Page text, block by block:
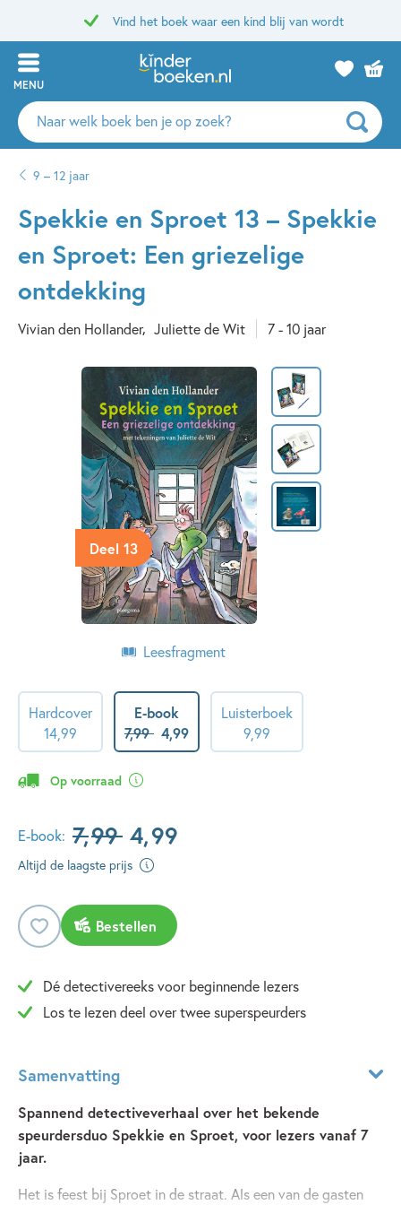
Vind het boek waar een kind blij van wordt
MENU
Zoeken
naar
auteurs
uitgevers
9 – 12 jaar
Spekkie en Sproet 13 – Spekkie
en Sproet: Een griezelige
ontdekking
Vivian den Hollander Juliette de Wit 7 - 10 jaar
Deel 13
Leesfragment
Hardcover
1499
E-book
7,99 4,99
Luisterboek
999
Op voorraad
E-book: 7,99 4,99
Altijd de laagste prijs
Bestellen
Dé detectivereeks voor beginnende lezers
Los te lezen deel over twee superspeurders
Samenvatting
Spannend detectiveverhaal over het bekende
speurdersduo Spekkie en Sproet, voor lezers vanaf 7
jaar.
Het is feest bij Sproet in de straat. Als een van de gasten